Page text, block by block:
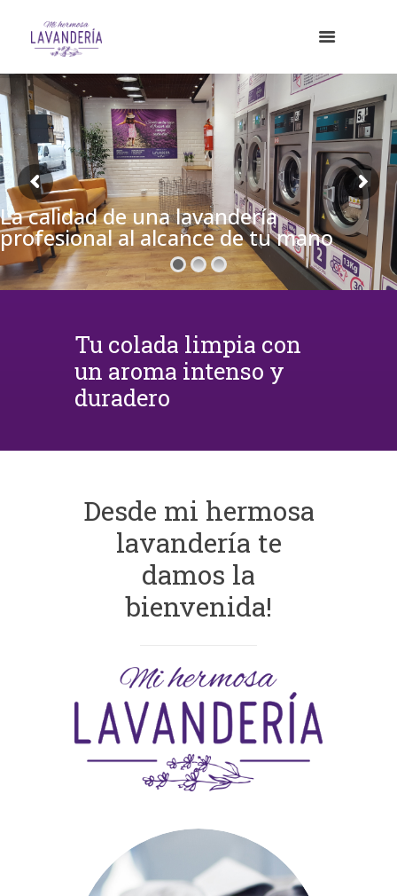
La calidad de una lavandería
profesional al alcance de tu mano
Tu colada limpia con
un aroma intenso y
duradero
Desde mi hermosa
lavandería te
damos la
bienvenida!